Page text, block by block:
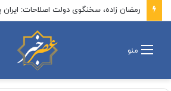
خزانه‌داری آمریکا تحریم‌های جدیدی علیه
منو